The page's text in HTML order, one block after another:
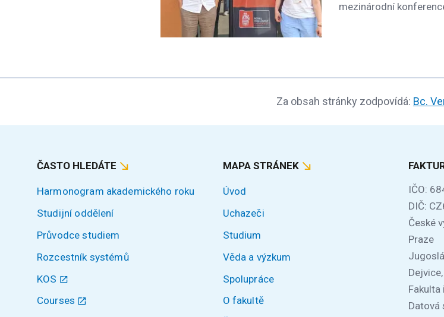
mezinárodní
Za obsah stránky zodpovídá: Bc.
ČASTO HLEDÁTE
Harmonogram akademického roku
Studijní oddělení
Průvodce studiem
Rozcestník systémů
KOS
Courses
MAPA STRÁNEK
Úvod
Uchazeči
Studium
Věda a výzkum
Spolupráce
O fakultě
IČO:
DIČ:
České
Praze
Datová